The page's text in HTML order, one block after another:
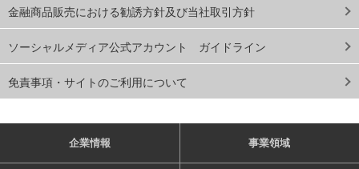
金融商品販売における勧誘方針及び当社取引方針
ソーシャルメディア公式アカウント ガイドライン
免責事項・サイトのご利用について
企業情報 事業領域